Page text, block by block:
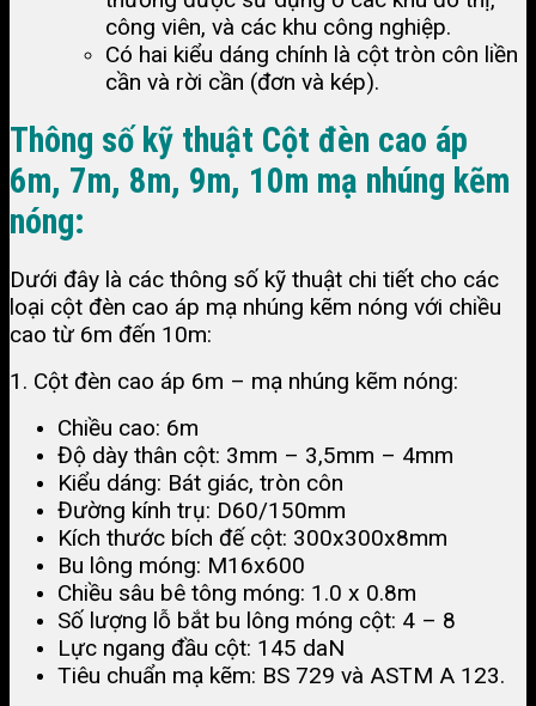
công viên, và các khu công nghiệp.
Có hai kiểu dáng chính là cột tròn côn liền
cần và rời cần (đơn và kép).
Thông số kỹ thuật Cột đèn cao áp
6m, 7m, 8m, 9m, 10m mạ nhúng kẽm
nóng:
Dưới đây là các thông số kỹ thuật chi tiết cho các
loại cột đèn cao áp mạ nhúng kẽm nóng với chiều
cao từ 6m đến 10m:
1. Cột đèn cao áp 6m – mạ nhúng kẽm nóng:
Chiều cao: 6m
Độ dày thân cột: 3mm – 3,5mm – 4mm
Kiểu dáng: Bát giác, tròn côn
Đường kính trụ: D60/150mm
Kích thước bích đế cột: 300x300x8mm
Bu lông móng: M16x600
Chiều sâu bê tông móng: 1.0 x 0.8m
Số lượng lỗ bắt bu lông móng cột: 4 – 8
Lực ngang đầu cột: 145 daN
Tiêu chuẩn mạ kẽm: BS 729 và ASTM A 123​.